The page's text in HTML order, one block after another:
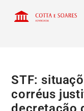
STF:
corréus